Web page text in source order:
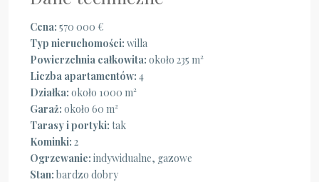
Cena: 570 000 €
Typ nieruchomości: willa
Powierzchnia całkowita: około 235 m²
Liczba apartamentów: 4
Działka: około 1000 m²
Garaż: około 60 m²
Tarasy i portyki: tak
Kominki: 2
Ogrzewanie: indywidualne, gazowe
Stan: bardzo dobry